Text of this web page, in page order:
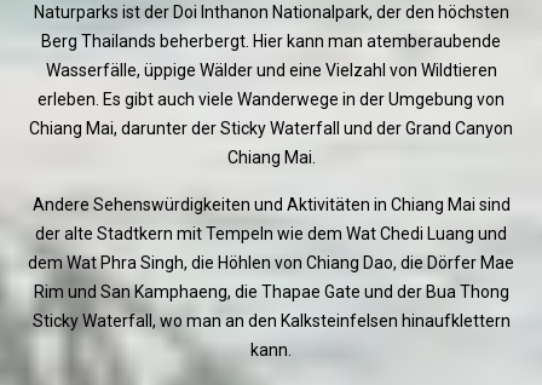
Naturparks ist der Doi Inthanon Nationalpark, der den höchsten
Berg Thailands beherbergt. Hier kann man atemberaubende
Wasserfälle, üppige Wälder und eine Vielzahl von Wildtieren
erleben. Es gibt auch viele Wanderwege in der Umgebung von
Chiang Mai, darunter der Sticky Waterfall und der Grand Canyon
Chiang Mai.
Andere Sehenswürdigkeiten und Aktivitäten in Chiang Mai sind
der alte Stadtkern mit Tempeln wie dem Wat Chedi Luang und
dem Wat Phra Singh, die Höhlen von Chiang Dao, die Dörfer Mae
Rim und San Kamphaeng, die Thapae Gate und der Bua Thong
Sticky Waterfall, wo man an den Kalksteinfelsen hinaufklettern
kann.